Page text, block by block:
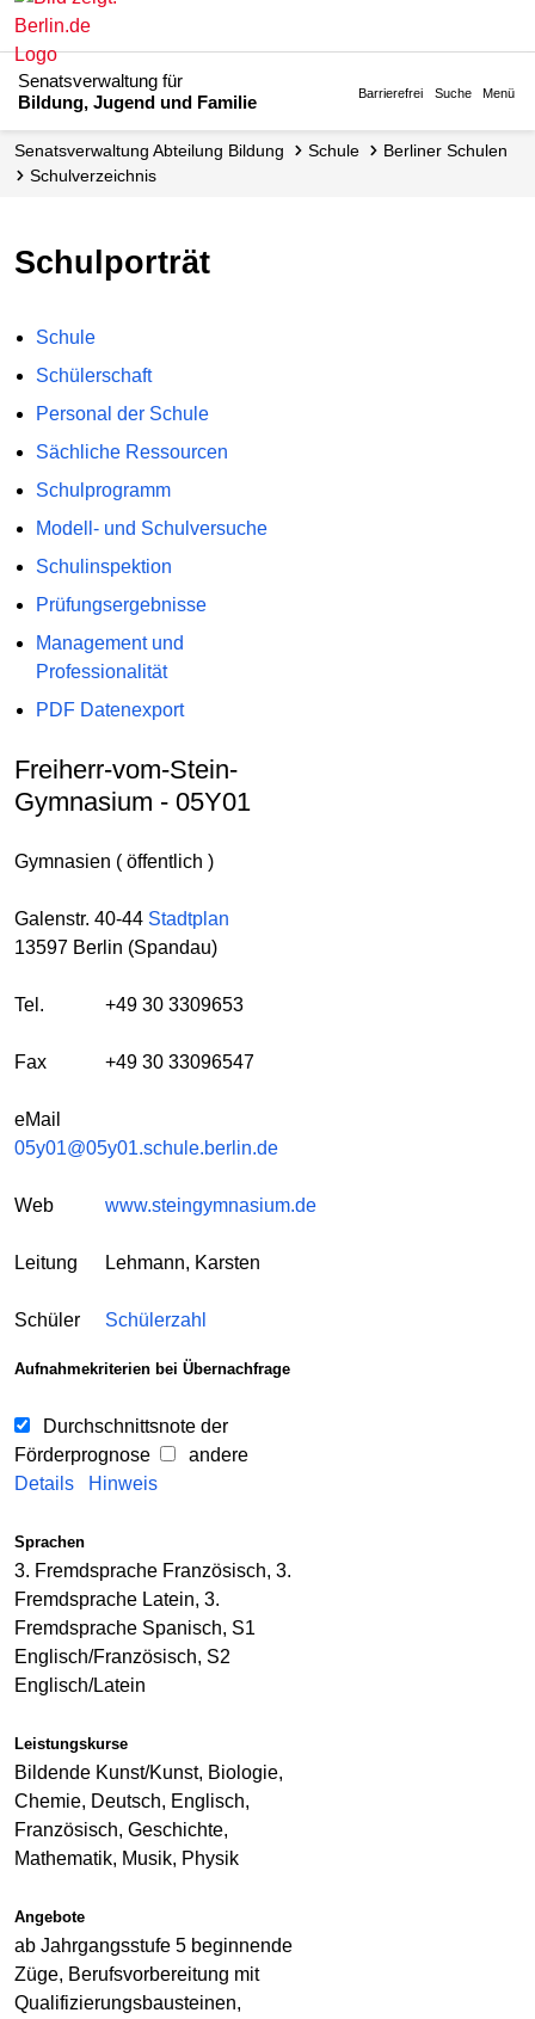
Senatsverwaltung für
Bildung, Jugend und Familie
Barrierefrei Suche Menü
Senats­verwaltung Abteilung Bildung Schule
Berliner Schulen
Schul­verzeichnis
Schulporträt
Schule
Schülerschaft
Personal der Schule
Sächliche Ressourcen
Schulprogramm
Modell- und Schulversuche
Schulinspektion
Prüfungsergebnisse
Management und
Professionalität
PDF Datenexport
Freiherr-vom-Stein-
Gymnasium - 05Y01
Gymnasien ( öffentlich )
Galenstr. 40-44 Stadtplan
13597 Berlin (Spandau)
Tel. +49 30 3309653
Fax +49 30 33096547
eMail
05y01@05y01.schule.berlin.de
Web www.steingymnasium.de
Leitung Lehmann, Karsten
Schüler Schülerzahl
Aufnahmekriterien bei Übernachfrage
Durchschnittsnote der
Förderprognose
andere
Details
Hinweis
Sprachen
3. Fremdsprache Französisch, 3.
Fremdsprache Latein, 3.
Fremdsprache Spanisch, S1
Englisch/Französisch, S2
Englisch/Latein
Leistungskurse
Bildende Kunst/Kunst, Biologie,
Chemie, Deutsch, Englisch,
Französisch, Geschichte,
Mathematik, Musik, Physik
Angebote
ab Jahrgangsstufe 5 beginnende
Züge, Berufsvorbereitung mit
Qualifizierungsbausteinen,